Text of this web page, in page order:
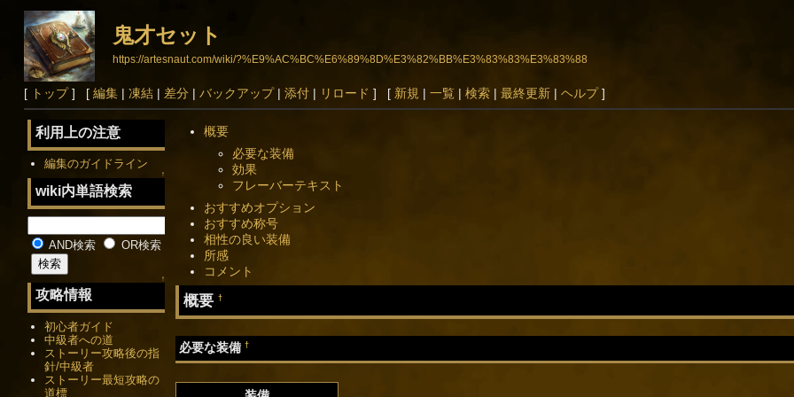
鬼才セット
https://artesnaut.com/wiki/?%E9%AC%BC%E6%89%8D%E3%82%BB%E3%83%83%E3%83%88
[ トップ] [ 編集| 凍結| 差分| バックアップ| 添付| リロード ] [ 新規 | 一覧| 検索| 最終更新| ヘルプ]
概要
必要な装備
効果
フレーバーテキスト
おすすめオプション
おすすめ称号
相性の良い装備
所感
コメント
概要 †
必要な装備 †
利用上の注意
編集のガイドライン
↑
wiki内単語検索
AND検索 OR検索
↑
攻略情報
初心者ガイド
中級者への道
ストーリー攻略後の指
針/中級者
ストーリー最短攻略の
道標